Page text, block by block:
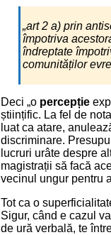
„art 2 a) prin
împotriva
îndreptate
comunităților
Deci „o percepție
științific. La fel de
luat ca atare,
discriminare.
lucruri urâte despre
magistrații să facă
vecinul ungur pentru
Tot ca o
Sigur, când e cazul
de ură verbală, te